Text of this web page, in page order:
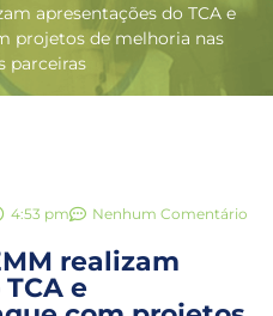
apresentações do TCA e
projetos de melhoria nas
parceiras
4:53 pm Nenhum Comentário
realizam
e